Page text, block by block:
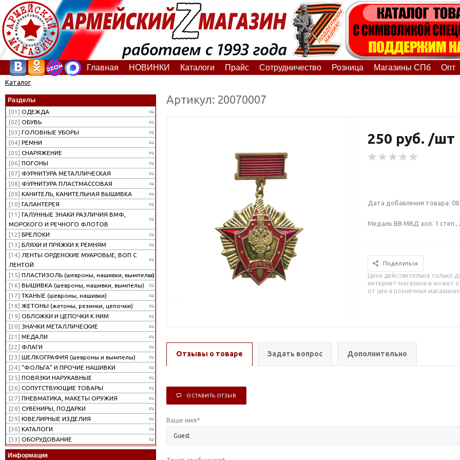
Главная НОВИНКИ Каталоги Прайс Сотрудничество Розница Магазины СПб Опт
Каталог
Разделы
[01] ОДЕЖДА
[02] ОБУВЬ
[03] ГОЛОВНЫЕ УБОРЫ
[04] РЕМНИ
[05] СНАРЯЖЕНИЕ
[06] ПОГОНЫ
[07] ФУРНИТУРА МЕТАЛЛИЧЕСКАЯ
[08] ФУРНИТУРА ПЛАСТМАССОВАЯ
[09] КАНИТЕЛЬ, КАНИТЕЛЬНАЯ ВЫШИВКА
[10] ГАЛАНТЕРЕЯ
[11] ГАЛУННЫЕ ЗНАКИ РАЗЛИЧИЯ ВМФ,
МОРСКОГО И РЕЧНОГО ФЛОТОВ
[12] БРЕЛОКИ
[13] БЛЯХИ И ПРЯЖКИ К РЕМНЯМ
[14] ЛЕНТЫ ОРДЕНСКИЕ МУАРОВЫЕ, ВОП С
ЛЕНТОЙ
[15] ПЛАСТИЗОЛЬ (шевроны, нашивки, вымпелы)
[16] ВЫШИВКА (шевроны, нашивки, вымпелы)
[17] ТКАНЫЕ (шевроны, нашивки)
[18] ЖЕТОНЫ (жетоны, резинки, цепочки)
[19] ОБЛОЖКИ И ЦЕПОЧКИ К НИМ
[20] ЗНАЧКИ МЕТАЛЛИЧЕСКИЕ
[21] МЕДАЛИ
[22] ФЛАГИ
[23] ШЕЛКОГРАФИЯ (шевроны и вымпелы)
[24] "ФОЛЬГА" И ПРОЧИЕ НАШИВКИ
[25] ПОВЯЗКИ НАРУКАВНЫЕ
[26] СОПУТСТВУЮЩИЕ ТОВАРЫ
[27] ПНЕВМАТИКА, МАКЕТЫ ОРУЖИЯ
[28] СУВЕНИРЫ, ПОДАРКИ
[29] ЮВЕЛИРНЫЕ ИЗДЕЛИЯ
[30] КАТАЛОГИ
[33] ОБОРУДОВАНИЕ
Информация
Артикул: 20070007
250 руб. /шт
Дата добавления товара:
Медаль ВВ МВД зол. 1 степ.,
Поделиться
Цена действительна только
интернет-магазина и может
от цен в розничных магазинах
Отзывы о товаре Задать вопрос Дополнительно
ОСТАВИТЬ ОТЗЫВ
Ваше имя*